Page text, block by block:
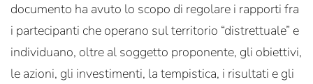
documento ha avuto lo scopo di regolare i rapporti fra
i partecipanti che operano sul territorio “distrettuale” e
individuano, oltre al soggetto proponente, gli obiettivi,
le azioni, gli investimenti, la tempistica, i risultati e gli